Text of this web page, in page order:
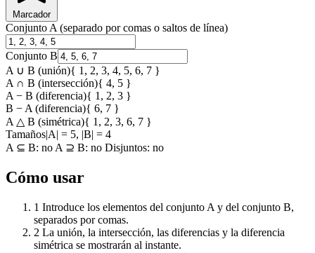
Marcador
Conjunto A (separado por comas o saltos de línea)
Conjunto B
A ∪ B (unión){ 1, 2, 3, 4, 5, 6, 7 }
A ∩ B (intersección){ 4, 5 }
A − B (diferencia){ 1, 2, 3 }
B − A (diferencia){ 6, 7 }
A △ B (simétrica){ 1, 2, 3, 6, 7 }
Tamaños|A| = 5, |B| = 4
A ⊆ B: no A ⊇ B: no Disjuntos: no
Cómo usar
1 Introduce los elementos del conjunto A y del conjunto B,
separados por comas.
2 La unión, la intersección, las diferencias y la diferencia
simétrica se mostrarán al instante.